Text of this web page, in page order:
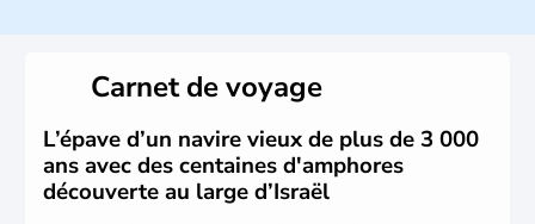
vrai essor économique dans le domaine des nouvelles
Carnet de voyage
L’épave d’un navire vieux de plus de 3 000
ans avec des centaines d'amphores
découverte au large d’Israël